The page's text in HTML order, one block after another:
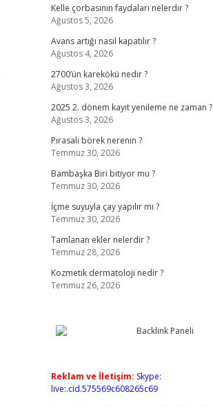
Kelle çorbasının faydaları nelerdir ?
Ağustos 5, 2026
Avans artığı nasıl kapatılır ?
Ağustos 4, 2026
2700’ün karekökü nedir ?
Ağustos 3, 2026
2025 2. dönem kayıt yenileme ne zaman ?
Ağustos 3, 2026
Pırasalı börek nerenin ?
Temmuz 30, 2026
Bambaşka Biri bitiyor mu ?
Temmuz 30, 2026
İçme suyuyla çay yapılır mı ?
Temmuz 30, 2026
Tamlanan ekler nelerdir ?
Temmuz 28, 2026
Kozmetik dermatoloji nedir ?
Temmuz 26, 2026
Reklam ve İletişim: Skype:
live:.cid.575569c608265c69